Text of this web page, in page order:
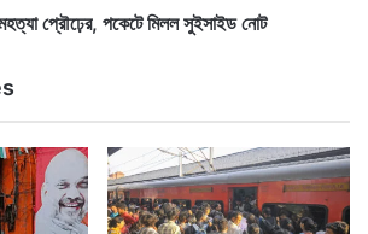
প্রৌঢ়ের, পকেটে মিলল সুইসাইড নোট